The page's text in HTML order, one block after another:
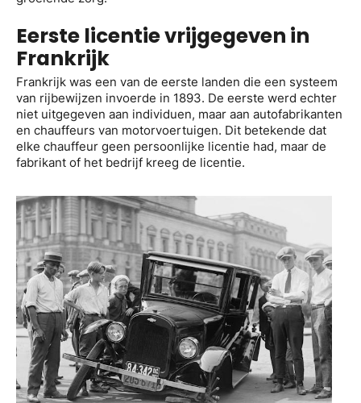
Eerste licentie vrijgegeven in
Frankrijk
Frankrijk was een van de eerste landen die een systeem
van rijbewijzen invoerde in 1893. De eerste werd echter
niet uitgegeven aan individuen, maar aan autofabrikanten
en chauffeurs van motorvoertuigen. Dit betekende dat
elke chauffeur geen persoonlijke licentie had, maar de
fabrikant of het bedrijf kreeg de licentie.